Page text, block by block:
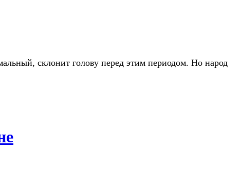
склонит голову перед этим периодом. Но народ